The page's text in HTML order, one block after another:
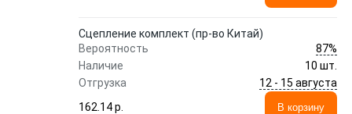
Сцепление комплект (пр-во Китай)
Вероятность
87%
Наличие
10 шт.
Отгрузка
12 - 15 августа
162.14 p.
В корзину